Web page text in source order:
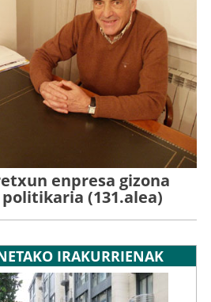
enpresa gizona
(131.alea)
IRAKURRIENAK